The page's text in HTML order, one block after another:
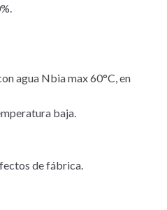
agua Nbia max 60°C, en
baja.
de fábrica.